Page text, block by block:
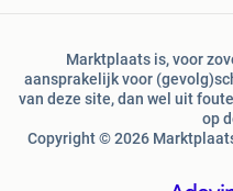
Marktplaats is, voor
aansprakelijk voor
van deze site, dan wel uit
op
Copyright © 2026